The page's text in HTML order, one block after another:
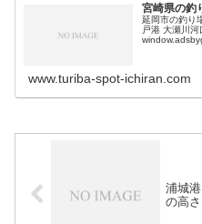
宮崎県の釣
延岡市の釣り
戸港 大瀬川
www.turiba-spot-ichiran.com
浦城
の高